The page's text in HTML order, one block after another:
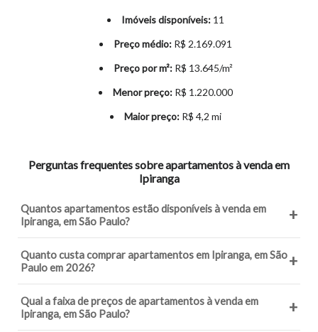
Imóveis disponíveis: 11
Preço médio: R$ 2.169.091
Preço por m²:R$ 13.645/m²
Menor preço: R$ 1.220.000
Maior preço: R$ 4,2 mi
Perguntas frequentes sobre apartamentos à venda em
Ipiranga
Quantos apartamentos estão disponíveis à venda em
Ipiranga, em São Paulo?
+
Quanto custa comprar apartamentos em Ipiranga, em São
Paulo em 2026?
+
Qual a faixa de preços de apartamentos à venda em
Ipiranga, em São Paulo?
+